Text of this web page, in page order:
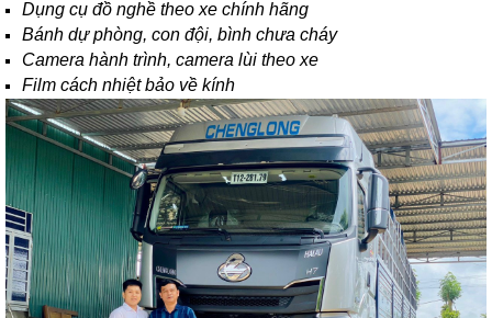
Dụng cụ đồ nghề theo xe chính hãng
Bánh dự phòng, con đội, bình chưa cháy
Camera hành trình, camera lùi theo xe
Film cách nhiệt bảo về kính